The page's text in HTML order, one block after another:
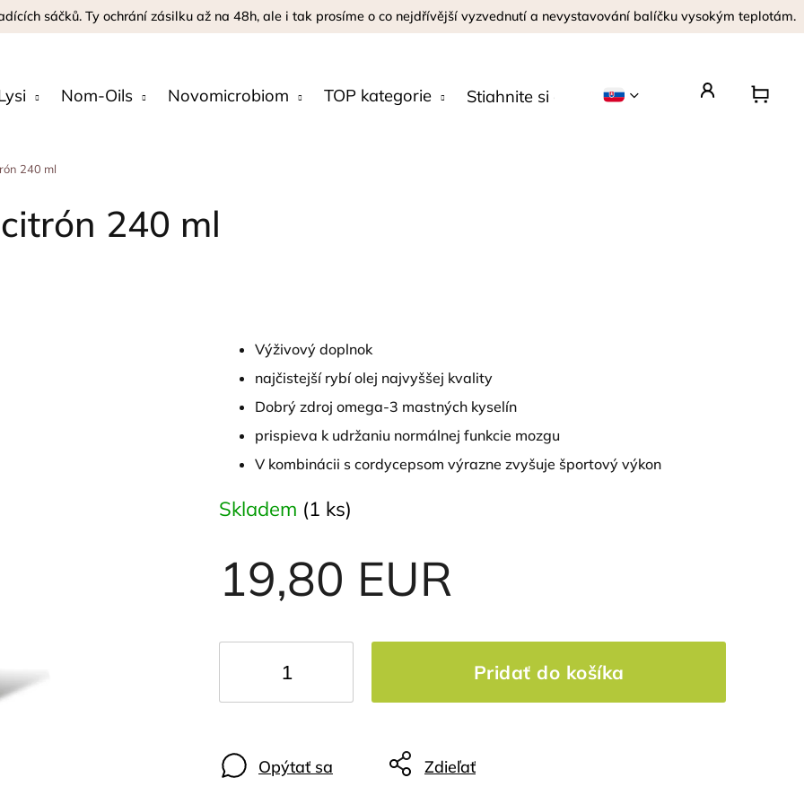
sáčků. Ty ochrání zásilku až na 48h, ale i tak prosíme o co nejdřívější vyzvednutí a nevystavování balíčku vysokým teplotám.
Nom-Oils Novomicrobiom TOP kategorie Stiahnite si aplikáciu Opýtajte sa
240 ml
240 ml
19,80 EUR
Skladem (1 ks)
Pridať do košíka
Výživový doplnok
najčistejší rybí olej najvyššej kvality
Dobrý zdroj omega-3 mastných kyselín
prispieva k udržaniu normálnej funkcie mozgu
V kombinácii s cordycepsom výrazne zvyšuje športový výkon
Opýtať sa Zdieľať